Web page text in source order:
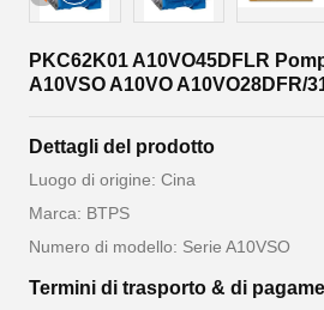
PKC62K01 A10VO45DFLR
A10VSO A10VO A10VO28DFR/
Dettagli del prodotto
Luogo di origine: Cina
Marca: BTPS
Numero di modello: Serie A10VSO
Termini di trasporto & di